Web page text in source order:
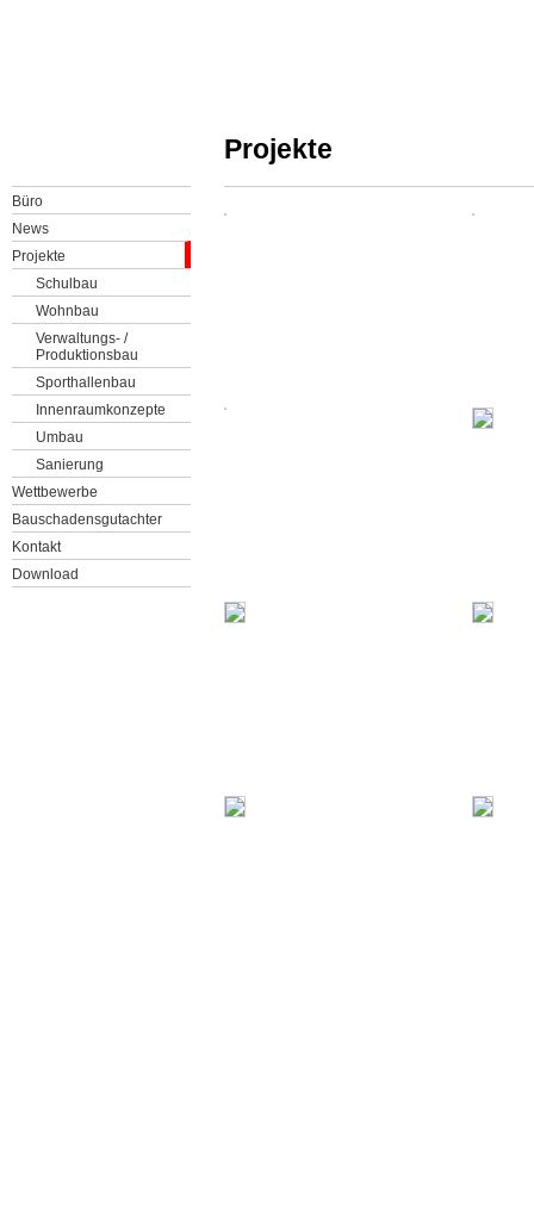
Büro
News
Projekte
Schulbau
Wohnbau
Verwaltungs- /
Produktionsbau
Sporthallenbau
Innenraumkonzepte
Umbau
Sanierung
Wettbewerbe
Bauschadensgutachter
Kontakt
Download
Projekte